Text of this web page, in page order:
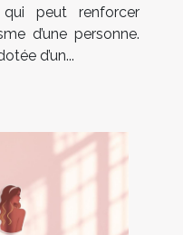
peut renforcer
d’une personne.
d’un...